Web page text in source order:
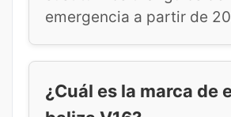
emergencia a partir de
¿Cuál es la marca de